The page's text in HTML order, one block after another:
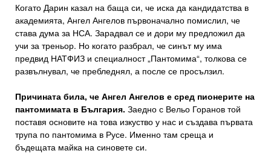
Когато Дарин казал на баща си, че иска да кандидатства в
академията, Ангел Ангелов първоначално помислил, че
става дума за НСА. Зарадвал се и дори му предложил да
учи за треньор. Но когато разбрал, че синът му има
предвид НАТФИЗ и специалност „Пантомима“, толкова се
развълнувал, че пребледнял, а после се просълзил.
Причината била, че Ангел Ангелов е сред пионерите на
пантомимата в България. Заедно с Вельо Горанов той
поставя основите на това изкуство у нас и създава първата
трупа по пантомима в Русе. Именно там среща и
бъдещата майка на синовете си.